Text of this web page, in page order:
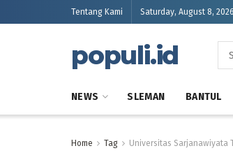
Tentang Kami Saturday, August 8, 2026
populi.id
NEWS SLEMAN BANTUL
Home Tag Universitas Sarjanawiyata